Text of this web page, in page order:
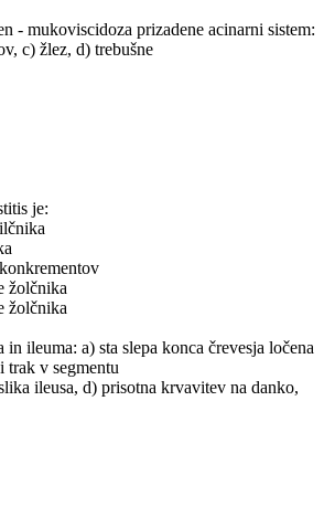
- mukoviscidoza prizadene acinarni sistem:
c) žlez, d) trebušne
je:
žolčnika
žolčnika
ileuma: a) sta slepa konca črevesja ločena
trak v segmentu
ileusa, d) prisotna krvavitev na danko,